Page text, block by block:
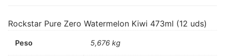
Rockstar Pure Zero Watermelon Kiwi 473ml (12 uds)
Peso 5,676 kg